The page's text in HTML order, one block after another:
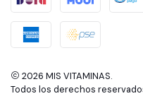
2026 MIS VITAMINAS.
Todos los derechos